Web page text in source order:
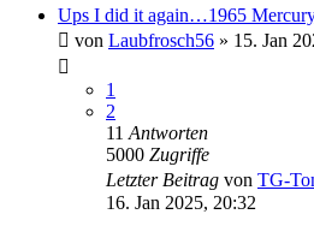
Ups I did it again…1965
von Laubfrosch56 » 15. Jan
1
2
11 Antworten
5000 Zugriffe
Letzter Beitrag von TG-
16. Jan 2025, 20:32